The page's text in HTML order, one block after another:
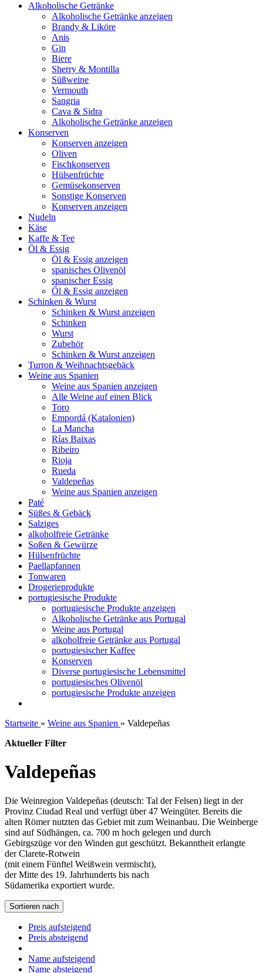
Alkoholische Getränke
Alkoholische Getränke anzeigen
Brandy & Liköre
Anis
Gin
Biere
Sherry & Montilla
Süßweine
Vermouth
Sangria
Cava & Sidra
Alkoholische Getränke anzeigen
Konserven
Konserven anzeigen
Oliven
Fischkonserven
Hülsenfrüchte
Gemüsekonserven
Sonstige Konserven
Konserven anzeigen
Nudeln
Käse
Kaffe & Tee
Öl & Essig
Öl & Essig anzeigen
spanisches Olivenöl
spanischer Essig
Öl & Essig anzeigen
Schinken & Wurst
Schinken & Wurst anzeigen
Schinken
Wurst
Zubehör
Schinken & Wurst anzeigen
Turron & Weihnachtsgebäck
Weine aus Spanien
Weine aus Spanien anzeigen
Alle Weine auf einen Blick
Toro
Empordá (Katalonien)
La Mancha
Rías Baixas
Ribeiro
Rioja
Rueda
Valdepeñas
Weine aus Spanien anzeigen
Paté
Süßes & Gebäck
Salziges
alkoholfreie Getränke
Soßen & Gewürze
Hülsenfrüchte
Paellapfannen
Tonwaren
Drogerieprodukte
portugiesische Produkte
portugiesische Produkte anzeigen
Alkoholische Getränke aus Portugal
Weine aus Portugal
alkoholfreie Getränke aus Portugal
portugiesischer Kaffee
Konserven
Diverse portugiesische Lebensmittel
portugiesisches Olivenöl
portugiesische Produkte anzeigen
Startseite » Weine aus Spanien » Valdepeñas
Aktueller Filter
Valdepeñas
Die Weinregion Valdepeñas (deutsch: Tal der Felsen) liegt in der
Provinz Ciudad Real und verfügt über 47 Weingüter. Bereits die
alten Römer nutzten das Gebiet mit zum Weinanbau. Die Weinberge
sind auf Südhängen, ca. 700 m hoch gelegen und durch
Gebirgszüge vor den Winden gut geschützt. Bekanntheit erlangte
der Clarete-Rotwein
(mit einem Fünftel Weißwein vermischt),
der Mitte des 19. Jahrhunderts bis nach
Südamerika exportiert wurde.
Sortieren nach
Preis aufsteigend
Preis absteigend
Name aufsteigend
Name absteigend